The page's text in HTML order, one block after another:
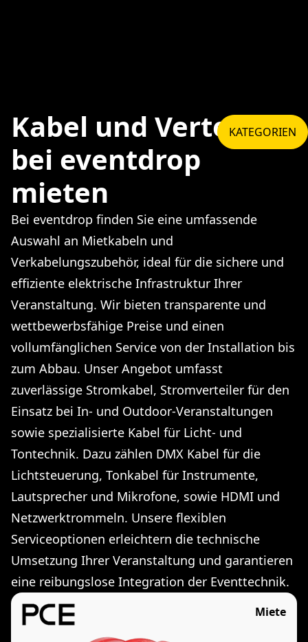
Kabel und Verteiler
bei eventdrop
mieten
Bei eventdrop finden Sie eine umfassende
Auswahl an Mietkabeln und
Verkabelungszubehör, ideal für die sichere und
effiziente elektrische Infrastruktur Ihrer
Veranstaltung. Wir bieten transparente und
wettbewerbsfähige Preise und einen
vollumfänglichen Service von der Installation bis
zum Abbau. Unser Angebot umfasst
zuverlässige Stromkabel, Stromverteiler für den
Einsatz bei In- und Outdoor-Veranstaltungen
sowie spezialisierte Kabel für Licht- und
Tontechnik. Dazu zählen DMX Kabel für die
Lichtsteuerung, Tonkabel für Instrumente,
Lautsprecher und Mikrofone, sowie HDMI und
Netzwerktrommeln. Unsere flexiblen
Serviceoptionen erleichtern die technische
Umsetzung Ihrer Veranstaltung und garantieren
eine reibungslose Integration der Eventtechnik.
KATEGORIEN
Miete